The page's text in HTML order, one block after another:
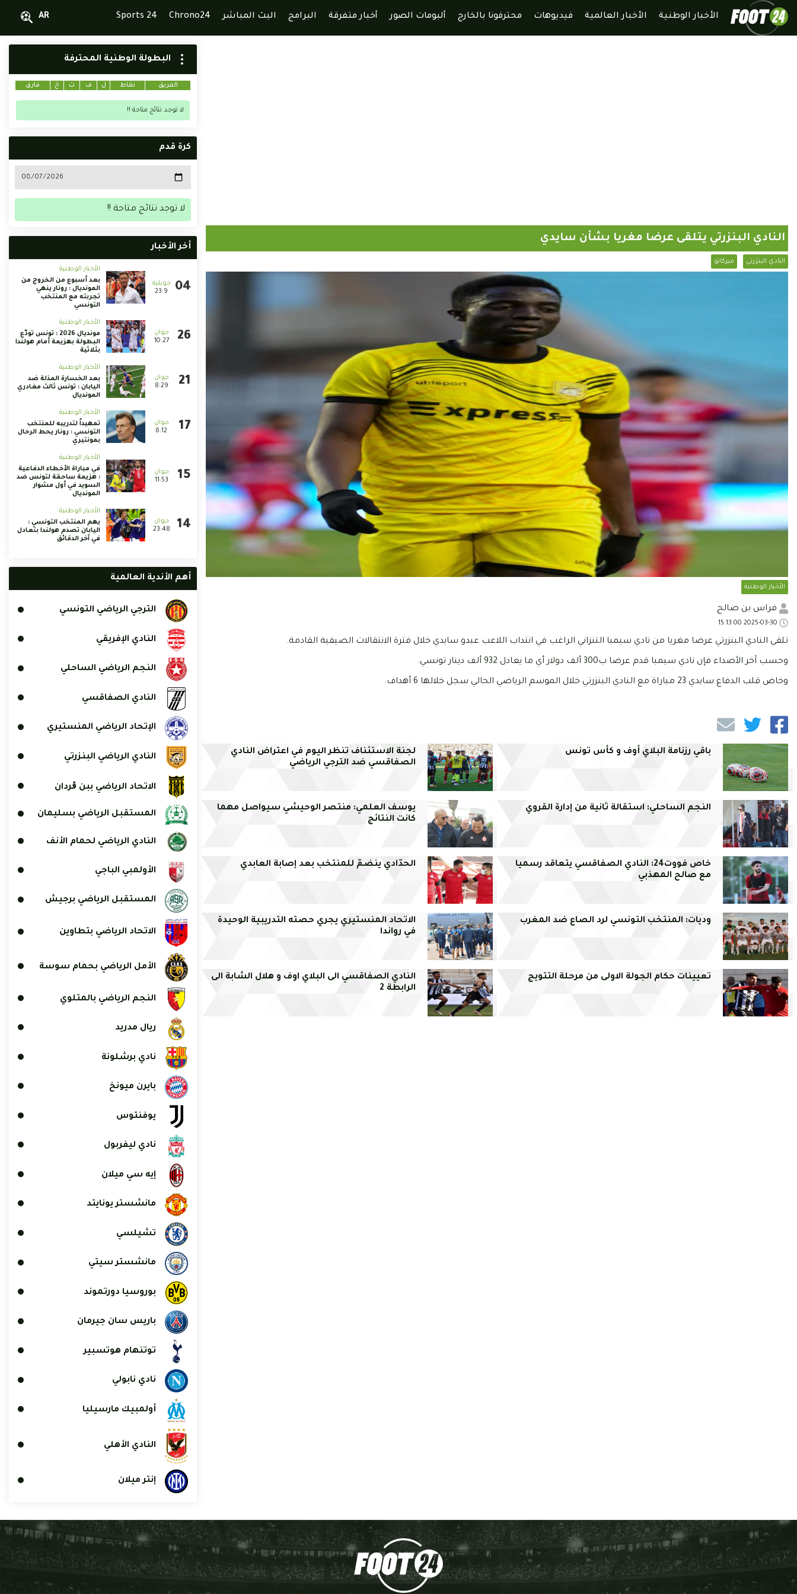
الأخبار الوطنية الأخبار العالمية فيديوهات محترفونا بالخارج ألبومات الصور أخبار متفرقة البرامج البث المباشر Chrono24
Sports 24
AR
النادي البنزرتي يتلقى عرضا مغريا بشأن سايدي
النادي البنزرتي ميركاتو
الأخبار الوطنية
فراس بن صالح
تلقى النادي البنزرتي عرضا مغريا من نادي سيمبا التنزاني الراغب في انتداب اللاعب عبدو سايدي خلال فترة الانتقالات الصيفية القادمة.
وحسب آخر الأصداء فإن نادي سيمبا قدم عرضا ب300 ألف دولار أي ما يعادل 932 ألف دينار تونسي.
وخاض قلب الدفاع سايدي 23 مباراة مع النادي البنزرتي خلال الموسم الرياضي الحالي سجل خلالها 6 أهداف.
باقي رزنامة البلاي أوف و كأس تونس
لجنة الاستئناف تنظر اليوم في اعتراض النادي
الصفاقسي ضد الترجي الرياضي
النجم الساحلي: استقالة ثانية من إدارة القروي
يوسف العلمي: منتصر الوحيشي سيواصل مهما
كانت النتائج
خاص فووت24: النادي الصفاقسي يتعاقد رسميا
مع صالح المهذبي
الحدّادي ينضمّ للمنتخب بعد إصابة العابدي
وديات: المنتخب التونسي لرد الصاع ضد المغرب
الاتحاد المنستيري يجري حصته التدريبية الوحيدة
في رواندا
تعيينات حكام الجولة الاولى من مرحلة التتويج
النادي الصفاقسي الى البلاي اوف و هلال الشابة الى
الرابطة 2
البطولة الوطنية المحترفة
الفريق نقاط ل ف ت خ فارق
لا توجد نتائج متاحة !!
كرة قدم
لا توجد نتائج متاحة !!
أخر الأخبار
23:9
الأخبار الوطنية
بعد أسبوع من الخروج من
المونديال : رونار ينهي
تجربته مع المنتخب
التونسي
10:27
الأخبار الوطنية
مونديال 2026 : تونس تودّع
البطولة بهزيمة أمام هولندا
بثلاثية
8:29
الأخبار الوطنية
بعد الخسارة المذلة ضد
اليابان : تونس ثالث مغادري
المونديال
6:12
الأخبار الوطنية
تمهيداً لتدريبه للمنتخب
التونسي : رونار يحط الرحال
بمونتيري
11:53
الأخبار الوطنية
في مباراة الأخطاء الدفاعية
: هزيمة ساحقة لتونس ضد
السويد في أول مشوار
المونديال
23:48
الأخبار الوطنية
يهم المنتخب التونسي :
اليابان تصدم هولندا بتعادل
في آخر الدقائق
أهم الأندية العالمية
الترجي الرياضي التونسي
النادي الإفريقي
النجم الرياضي الساحلي
النادي الصفاقسي
الإتحاد الرياضي المنستيري
النادي الرياضي البنزرتي
الاتحاد الرياضي ببن ڨردان
المستقبل الرياضي بسليمان
النادي الرياضي لحمام الأنف
الأولمبي الباجي
المستقبل الرياضي برجيش
الاتحاد الرياضي بتطاوين
الأمل الرياضي بحمام سوسة
النجم الرياضي بالمتلوي
ريال مدريد
نادي برشلونة
بايرن ميونخ
يوفنتوس
نادي ليفربول
إيه سي ميلان
مانشستر يونايتد
تشيلسي
مانشستر سيتي
بوروسيا دورتموند
باريس سان جيرمان
توتنهام هوتسبير
نادي نابولي
أولمبيك مارسيليا
النادي الأهلي
إنتر ميلان